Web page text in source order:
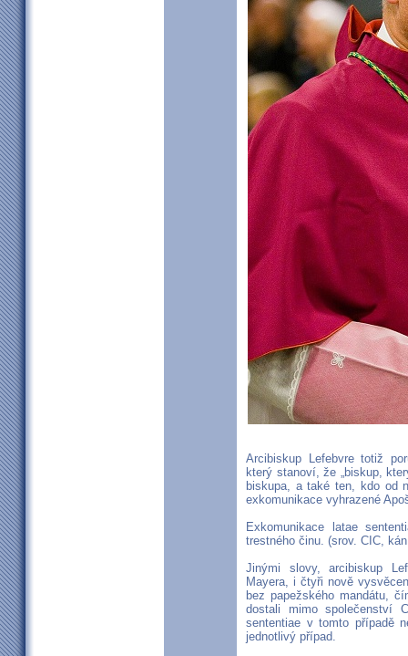
Arcibiskup Lefebvre totiž
který stanoví, že „biskup,
biskupa, a také ten, kdo od
exkomunikace vyhrazené
Exkomunikace latae
trestného činu. (srov. CIC,
Jinými slovy, arcibiskup
Mayera, i čtyři nově
bez papežského mandátu,
dostali mimo společenství
sententiae v tomto případě
jednotlivý případ.